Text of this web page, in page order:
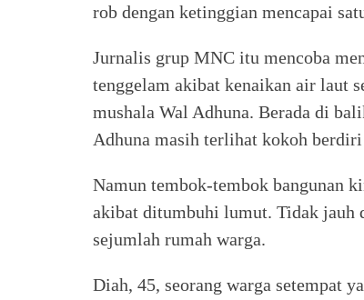
rob dengan ketinggian mencapai
Jurnalis grup MNC itu mencoba
tenggelam akibat kenaikan air laut
mushala Wal Adhuna. Berada di
Adhuna masih terlihat kokoh
Namun tembok-tembok bangunan
akibat ditumbuhi lumut. Tidak jauh
sejumlah rumah warga.
Diah, 45, seorang warga setempat